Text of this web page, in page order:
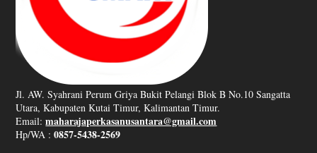
Jl. AW. Syahrani Perum Griya Bukit Pelangi Blok B No.10 Sangatta
Utara, Kabupaten Kutai Timur, Kalimantan Timur.
Email:maharajaperkasanusantara@gmail.com
Hp/WA :0857-5438-2569